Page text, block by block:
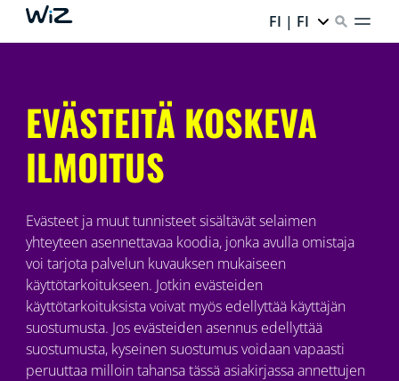
FI | FI
EVÄSTEITÄ KOSKEVA
ILMOITUS
Evästeet ja muut tunnisteet sisältävät selaimen
yhteyteen asennettavaa koodia, jonka avulla omistaja
voi tarjota palvelun kuvauksen mukaiseen
käyttötarkoitukseen. Jotkin evästeiden
käyttötarkoituksista voivat myös edellyttää käyttäjän
suostumusta. Jos evästeiden asennus edellyttää
suostumusta, kyseinen suostumus voidaan vapaasti
peruuttaa milloin tahansa tässä asiakirjassa annettujen